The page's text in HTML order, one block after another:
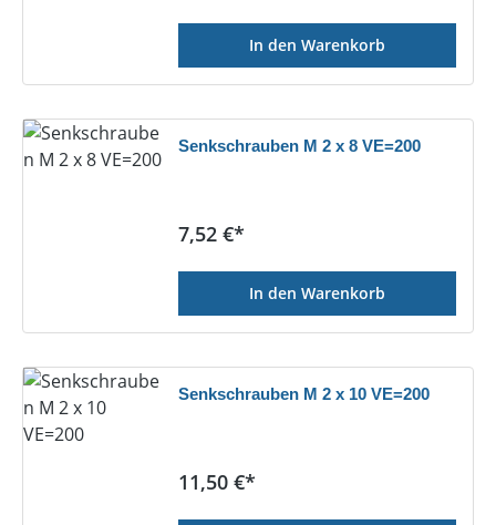
In den Warenkorb
Senkschrauben M 2 x 8 VE=200
Regulärer Preis:
7,52 €*
In den Warenkorb
Senkschrauben M 2 x 10 VE=200
Regulärer Preis:
11,50 €*